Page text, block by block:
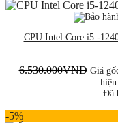
CPU Intel Core i5 -
6.530.000VNĐ Giá
Đã
-5%